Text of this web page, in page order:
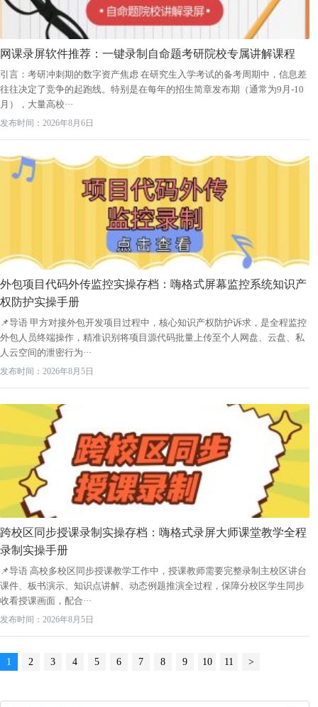
网课录屏软件推荐：一键录制自命题考研院校专属讲解课程
引言：考研冲刺期的数字资产焦虑 在研究生入学考试的备考周期中，信息差
往往决定了竞争的起跑线。特别是在每年的招生简章发布期（通常为9月-10
月），大量高校···
发布时间：2026年8月6日
外包项目代码外传监控实操存档：嗨格式屏幕监控系统知识产
权防护实操手册
📌导语 甲方对接外包开发项目过程中，核心知识产权防护诉求，是全程监控
外包人员终端操作，精准识别将项目源代码批量上传至个人网盘、云盘、私
人云空间的泄密行为···
发布时间：2026年8月5日
跨校区同步授课录制实操存档：嗨格式录屏大师课堂教学全程
录制实操手册
📌导语 高校多校区同步授课教学工作中，授课教师需要完整录制主校区讲台
课件、板书演示、知识点讲解、动态例题推演全过程，保障分校区学生同步
收看授课画面，配合···
发布时间：2026年8月5日
1 2 3 4 5 6 7 8 9 10 11 >